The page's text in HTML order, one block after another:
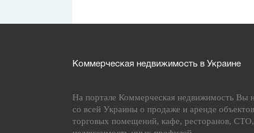
Коммерческая недвижимость в Украине
На портале Коммерческая недвижимость Вы
со всей Украины о продаже и аренде
торговых помещений, кафе, ресторанов,